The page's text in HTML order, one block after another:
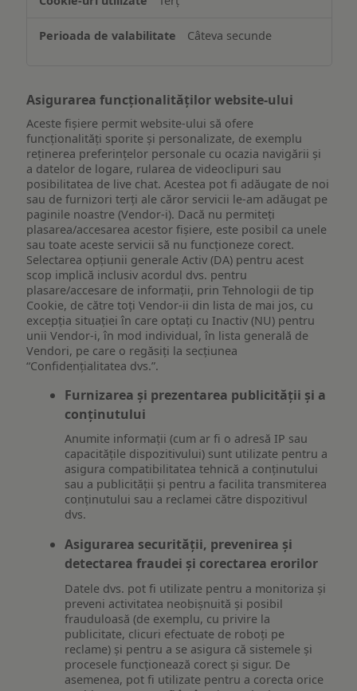
pe
dispozitiv
Câteva secunde
Asigurarea funcționalităților website-ului
Aceste fișiere permit website-ului să ofere
funcționalități sporite și personalizate, de exemplu
reţinerea preferinţelor personale cu ocazia navigării și
a datelor de logare, rularea de videoclipuri sau
posibilitatea de live chat. Acestea pot fi adăugate de noi
sau de furnizori terți ale căror servicii le-am adăugat pe
paginile noastre (Vendor-i). Dacă nu permiteți
plasarea/accesarea acestor fișiere, este posibil ca unele
sau toate aceste servicii să nu funcționeze corect.
Selectarea opțiunii generale Activ (DA) pentru acest
scop implică inclusiv acordul dvs. pentru
plasare/accesare de informații, prin Tehnologii de tip
Cookie, de către toți Vendor-ii din lista de mai jos, cu
excepția situației în care optați cu Inactiv (NU) pentru
unii Vendor-i, în mod individual, în lista generală de
Vendori, pe care o regăsiți la secțiunea
“Confidențialitatea dvs.”.
Furnizarea și prezentarea publicității și a
conținutului
Anumite informații (cum ar fi o adresă IP sau
capacitățile dispozitivului) sunt utilizate pentru a
asigura compatibilitatea tehnică a conținutului
sau a publicității și pentru a facilita transmiterea
conținutului sau a reclamei către dispozitivul
dvs.
Asigurarea securității, prevenirea și
detectarea fraudei și corectarea erorilor
Datele dvs. pot fi utilizate pentru a monitoriza și
preveni activitatea neobișnuită și posibil
frauduloasă (de exemplu, cu privire la
publicitate, clicuri efectuate de roboți pe
reclame) și pentru a se asigura că sistemele și
procesele funcționează corect și sigur. De
asemenea, pot fi utilizate pentru a corecta orice